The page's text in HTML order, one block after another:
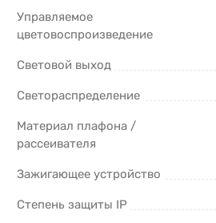
Управляемое
цветовоспроизведение
Световой выход
Светораспределение
Материал плафона /
рассеивателя
Зажигающее устройство
Степень защиты IP